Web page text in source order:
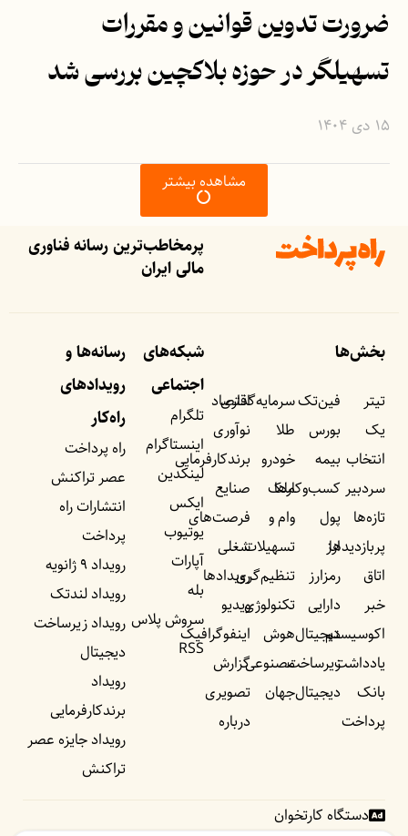
ضرورت تدوین قوانین و مقررات
تسهیلگر در حوزه بلاکچین بررسی شد
۱۵ دی ۱۴۰۴
مشاهده بیشتر
پرمخاطب‌ترین رسانه فناوری
مالی ایران
بخش‌ها
تیتر
یک
انتخاب
سردبیر
تازه‌ها
پربازدید‌ها
اتاق
خبر
اکوسیستم
یادداشت‌
بانک
پرداخت
فین‌تک
بورس
بیمه
کسب‌وکار‌ها
پول
ارز
رمزارز
دارایی
دیجیتال
زیرساخت
دیجیتال
سرمایه‌گذاری
طلا
خودرو
ملک
وام و
تسهیلات
تنظیم‌گری
تکنولوژی
هوش
مصنوعی
جهان
اقتصاد
نوآوری
برندکارفرمایی
صنایع
فرصت‌های
شغلی
رویداد‌ها
ویدیو
اینفوگرافیک
گزارش
تصویری
درباره
شبکه‌های
اجتماعی
تلگرام
اینستاگرام
لینکدین
ایکس
یوتیوب
آپارات
بله
سروش پلاس
RSS
رسانه‌ها و
رویداد‌های
راه‌کار
راه پرداخت
عصر تراکنش
انتشارات راه
پرداخت
رویداد ۹ ژانویه
رویداد لندتک
رویداد زیرساخت
دیجیتال
رویداد
برندکارفرمایی
رویداد جایزه عصر
تراکنش
دستگاه کارتخوان